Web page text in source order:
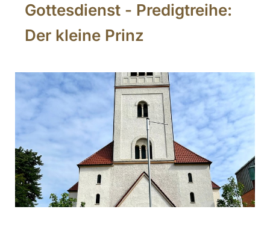
Gottesdienst - Predigtreihe:
Der kleine Prinz